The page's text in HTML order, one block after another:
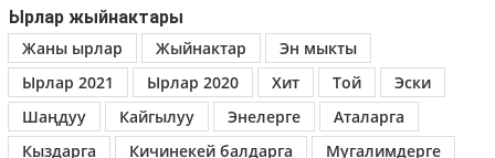
Ырлар жыйнактары
Жаны ырлар
Жыйнактар
Эн мыкты
Ырлар 2021
Ырлар 2020 Хит Той
Эски
Шаңдуу
Кайгылуу Энелерге
Аталарга
Кыздарга
Кичинекей балдарга Мугалимдерге